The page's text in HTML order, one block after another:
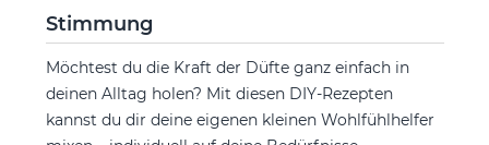
Stimmung
Möchtest du die Kraft der Düfte ganz einfach in
deinen Alltag holen? Mit diesen DIY-Rezepten
kannst du dir deine eigenen kleinen Wohlfühlhelfer